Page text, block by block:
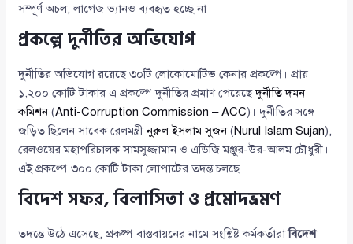
সম্পূর্ণ অচল, লাগেজ ভ্যানও ব্যবহৃত হচ্ছে না।
প্রকল্পে দুর্নীতির অভিযোগ
দুর্নীতির অভিযোগ রয়েছে ৩০টি লোকোমোটিভ কেনার প্রকল্পে। প্রায়
১,২০০ কোটি টাকার এ প্রকল্পে দুর্নীতির প্রমাণ পেয়েছেদুর্নীতি দমন
কমিশন(Anti-Corruption Commission – ACC)। দুর্নীতির সঙ্গে
জড়িত ছিলেন সাবেক রেলমন্ত্রীনুরুল ইসলাম সুজন(Nurul Islam Sujan),
রেলওয়ের মহাপরিচালক সামসুজ্জামান ও এডিজি মঞ্জুর-উর-আলম চৌধুরী।
এই প্রকল্পে ৩০০ কোটি টাকা লোপাটের তদন্ত চলছে।
বিদেশ সফর, বিলাসিতা ও প্রমোদভ্রমণ
তদন্তে উঠে এসেছে, প্রকল্প বাস্তবায়নের নামে সংশ্লিষ্ট কর্মকর্তারাবিদেশ